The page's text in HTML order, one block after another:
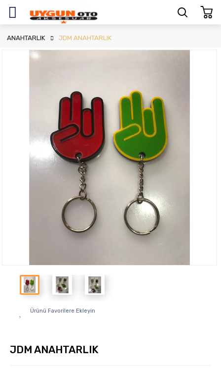
ANAHTARLIK JDM ANAHTARLIK
Ürünü Favorilere Ekleyin
JDM ANAHTARLIK